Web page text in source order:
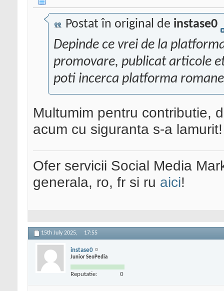
Postat în original de instase0
Depinde ce vrei de la
promovare, publicat articole
poti incerca platforma
Multumim pentru contributie,
acum cu siguranta s-a lamurit!
Ofer servicii Social Media
generala, ro, fr si ru aici!
15th July 2025, 17:55
instase0
Junior SeoPedia
Reputatie: 0